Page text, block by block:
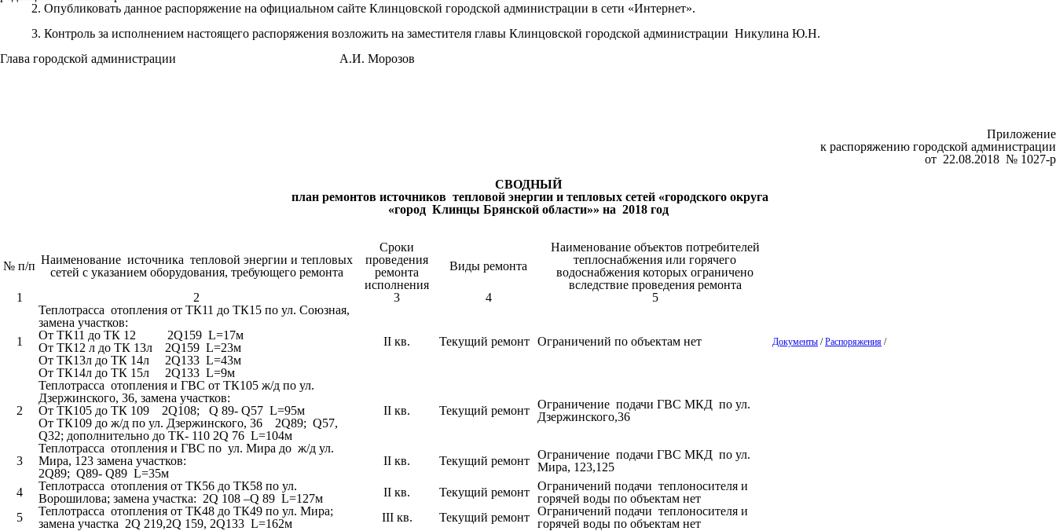
2. Опубликовать данное распоряжение на официальном сайте Клинцовской городской администрации в сети «Интернет».
3. Контроль за исполнением настоящего распоряжения возложить на заместителя главы Клинцовской городской администрации Никулина Ю.Н.
Глава городской администрации А.И. Морозов
Приложение
к распоряжению городской администрации
от 22.08.2018 № 1027-р
СВОДНЫЙ
план ремонтов источников тепловой энергии и тепловых сетей «городского округа
«город Клинцы Брянской области»» на 2018 год
№ п/п Наименование источника тепловой энергии и тепловых
сетей с указанием оборудования, требующего ремонта
Сроки
проведения
ремонта
исполнения
Виды ремонта
Наименование объектов потребителей
теплоснабжения или горячего
водоснабжения которых ограничено
вследствие проведения ремонта
1
2 3 4 5
1
Теплотрасса отопления от ТК11 до ТК15 по ул. Союзная,
замена участков:
От ТК11 до ТК 12 2Q159 L=17м
От ТК12 л до ТК 13л 2Q159 L=23м
От ТК13л до ТК 14л 2Q133 L=43м
От ТК14л до ТК 15л 2Q133 L=9м
II кв. Текущий ремонт Ограничений по объектам нет
2
Теплотрасса отопления и ГВС от ТК105 ж/д по ул.
Дзержинского, 36, замена участков:
От ТК105 до ТК 109 2Q108; Q 89- Q57 L=95м
От ТК109 до ж/д по ул. Дзержинского, 36 2Q89; Q57,
Q32; дополнительно до ТК- 110 2Q 76 L=104м
II кв. Текущий ремонт Ограничение подачи ГВС МКД по ул.
Дзержинского,36
3
Теплотрасса отопления и ГВС по ул. Мира до ж/д ул.
Мира, 123 замена участков:
2Q89; Q89- Q89 L=35м
II кв. Текущий ремонт Ограничение подачи ГВС МКД по ул.
Мира, 123,125
4
Теплотрасса отопления от ТК56 до ТК58 по ул.
Ворошилова; замена участка: 2Q 108 –Q 89 L=127м
II кв. Текущий ремонт Ограничений подачи теплоносителя и
горячей воды по объектам нет
5
Теплотрасса отопления от ТК48 до ТК49 по ул. Мира;
замена участка 2Q 219,2Q 159, 2Q133 L=162м
III кв. Текущий ремонт Ограничений подачи теплоносителя и
горячей воды по объектам нет
Документы /Распоряжения /